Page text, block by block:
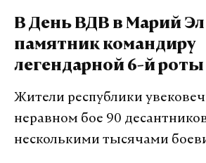
В День ВДВ в Марий
памятник командиру
легендарной 6-й роты
Жители республики
неравном бое 90
несколькими тысячами